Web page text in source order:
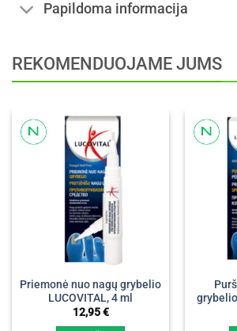
Papildoma informacija
REKOMENDUOJAME JUMS
Priemonė nuo nagų grybelio
LUCOVITAL, 4 ml
12,95€
grybelio